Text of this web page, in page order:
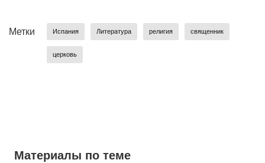
Метки Испания Литература религия священник
церковь
Материалы по теме